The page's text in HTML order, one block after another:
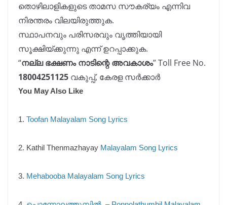
തൊഴിലാളികളുടെ താമസ സൗകര്യം എന്നിവ
നിരന്തരം വിലയിരുത്തുക.
സ്ഥാപനവും പരിസരവും വൃത്തിയായി
സൂക്ഷിയ്ക്കുന്നു എന്ന് ഉറപ്പാക്കുക.
“നല്ല ഭക്ഷണം നാടിന്റെ അവകാശം” Toll Free No.
18004251125 വകുപ്പ്, കേരള സർക്കാർ
You May Also Like
1. Toofan Malayalam Song Lyrics
2. Kathil Thenmazhayay Malayalam Song Lyrics
3. Mehabooba Malayalam Song Lyrics